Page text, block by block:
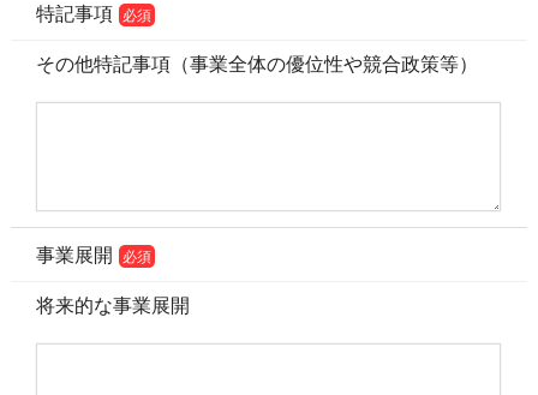
特記事項 必須
その他特記事項（事業全体の優位性や競合政策等）
事業展開 必須
将来的な事業展開